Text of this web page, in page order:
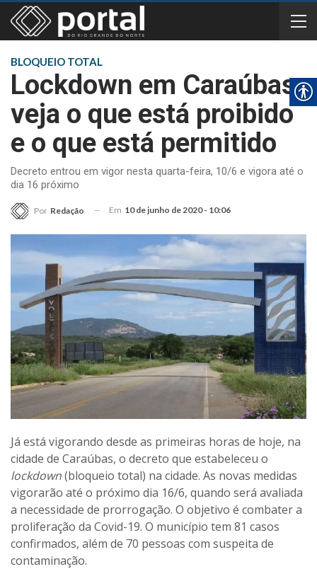
BLOQUEIO TOTAL
Lockdown em Caraúbas:
veja o que está proibido
e o que está permitido
Decreto entrou em vigor nesta quarta-feira, 10/6 e vigora até o
dia 16 próximo
Por Redação Em 10 de junho de 2020 - 10:06
Já está vigorando desde as primeiras horas de hoje, na
cidade de Caraúbas, o decreto que estabeleceu o
lockdown(bloqueio total) na cidade. As novas medidas
vigorarão até o próximo dia 16/6, quando será avaliada
a necessidade de prorrogação. O objetivo é combater a
proliferação da Covid-19. O município tem 81 casos
confirmados, além de 70 pessoas com suspeita de
contaminação.